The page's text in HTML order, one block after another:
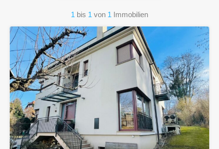
1 bis 1 von 1 Immobilien